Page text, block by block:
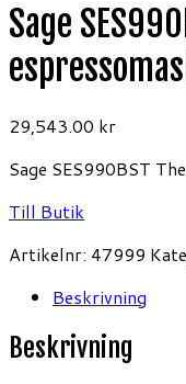
Sage
29,543.00 kr
Sage SES990BST
Till Butik
Artikelnr: 47999
Beskrivning
Beskrivning